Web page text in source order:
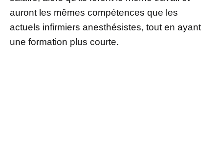
auront les mêmes compétences que les
actuels infirmiers anesthésistes, tout en ayant
une formation plus courte.